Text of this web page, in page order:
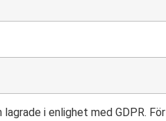
i enlighet med GDPR. För